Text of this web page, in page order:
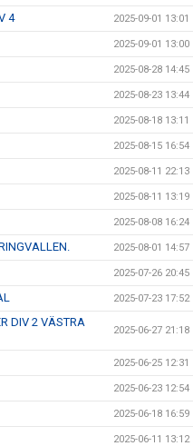
4 2025-09-01 13:01
2025-09-01 13:00
2025-08-28 14:45
2025-08-23 13:44
2025-08-18 13:11
2025-08-15 16:54
2025-08-11 22:13
2025-08-11 13:19
2025-08-08 16:24
2025-08-01 14:57
2025-07-26 20:45
2025-07-23 17:52
DIV 2 VÄSTRA
2025-06-27 21:18
2025-06-25 12:31
2025-06-23 12:54
2025-06-18 16:59
2025-06-11 13:12